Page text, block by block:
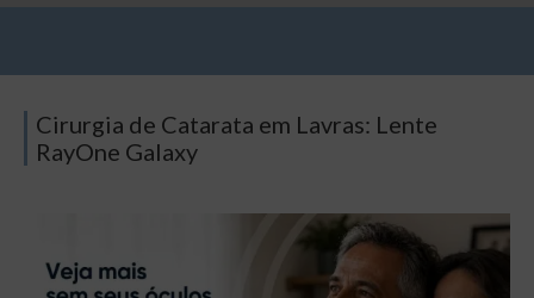
Cirurgia de Catarata em Lavras: Lente
RayOne Galaxy